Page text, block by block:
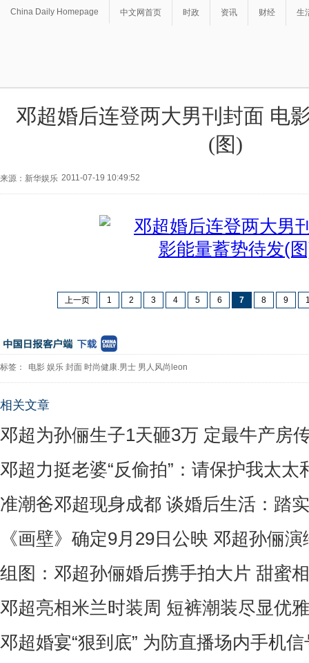
China Daily Homepage 中文网首页 时政 资讯 财经 生
邓超婚后连登两大男刊封面 电
(图)
来源：新华娱乐 2011-07-19 10:49:52
上一页 1 2 3 4 5 6 7 8 9
标签： 电影 娱乐 封面 时尚健康.男士 男人风尚leon
相关文章
邓超为孙俪生子1天砸3万 定最牛产房
邓超力挺老婆“反偷拍”：请保护我太太
准潮爸邓超现身成都 谈婚后生活：踏
《画壁》确定9月29日公映 邓超孙俪
组图：邓超孙俪婚后携手拍大片 甜蜜
邓超亮相米兰时装周 短裤潮装尽显优
邓超婚宴“狠到底” 为防直播场内手机